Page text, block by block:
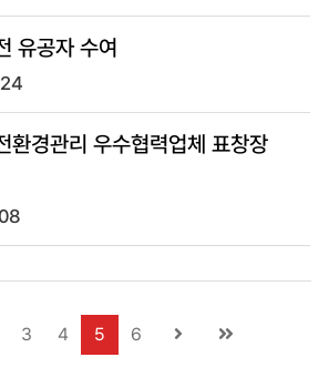
유공자 수여
환경관리 우수협력업체 표창장
3 4 5 6